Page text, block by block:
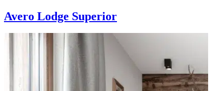
Avero Lodge Superior